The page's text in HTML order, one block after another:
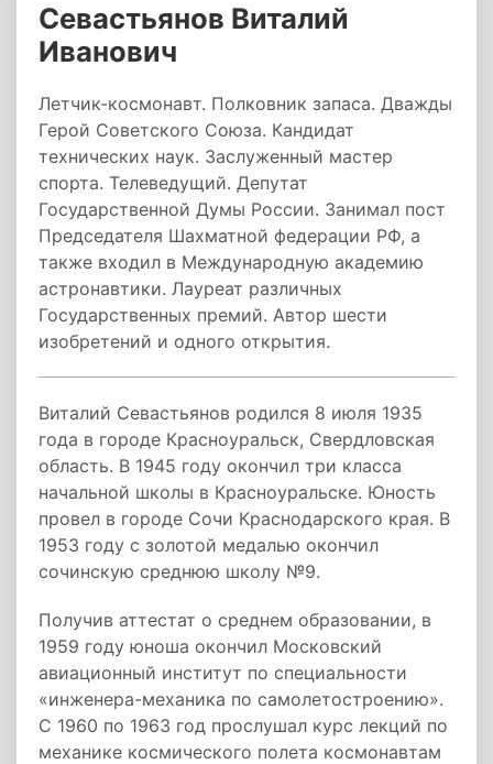
Севастьянов Виталий
Иванович
Летчик-космонавт. Полковник запаса. Дважды
Герой Советского Союза. Кандидат
технических наук. Заслуженный мастер
спорта. Телеведущий. Депутат
Государственной Думы России. Занимал пост
Председателя Шахматной федерации РФ, а
также входил в Международную академию
астронавтики. Лауреат различных
Государственных премий. Автор шести
изобретений и одного открытия.
Виталий Севастьянов родился 8 июля 1935
года в городе Красноуральск, Свердловская
область. В 1945 году окончил три класса
начальной школы в Красноуральске. Юность
провел в городе Сочи Краснодарского края. В
1953 году с золотой медалью окончил
сочинскую среднюю школу №9.
Получив аттестат о среднем образовании, в
1959 году юноша окончил Московский
авиационный институт по специальности
«инженера­-механика по самолетостроению».
С 1960 по 1963 год прослушал курс лекций по
механике космического полета космонавтам